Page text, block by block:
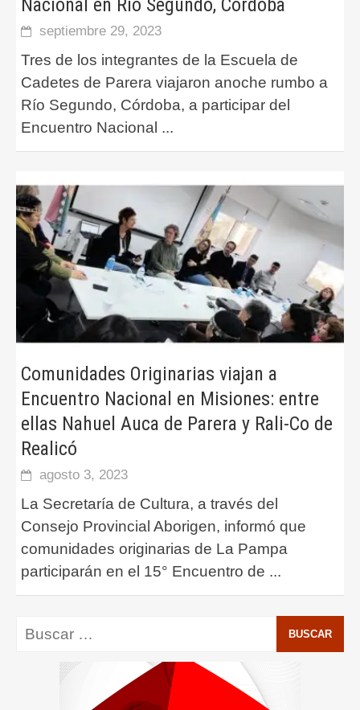
Nacional en Río Segundo, Córdoba
septiembre 29, 2023
Tres de los integrantes de la Escuela de
Cadetes de Parera viajaron anoche rumbo a
Río Segundo, Córdoba, a participar del
Encuentro Nacional ...
Comunidades Originarias viajan a
Encuentro Nacional en Misiones: entre
ellas Nahuel Auca de Parera y Rali-Co de
Realicó
agosto 3, 2023
La Secretaría de Cultura, a través del
Consejo Provincial Aborigen, informó que
comunidades originarias de La Pampa
participarán en el 15° Encuentro de ...
Buscar: